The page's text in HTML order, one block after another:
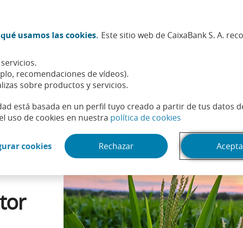
usamos las cookies. Este sitio web de CaixaBank S. A.
recomendaciones de vídeos).
sobre productos y servicios.
está basada en un perfil tuyo creado a partir de tus datos
uso de cookies en nuestra política de cookies
cookies(Abrir en ventana nueva)
Rechazar
¿Cómo afecta al sector agroalimentario?